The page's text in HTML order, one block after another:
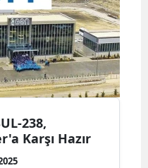
238,
Karşı Hazır